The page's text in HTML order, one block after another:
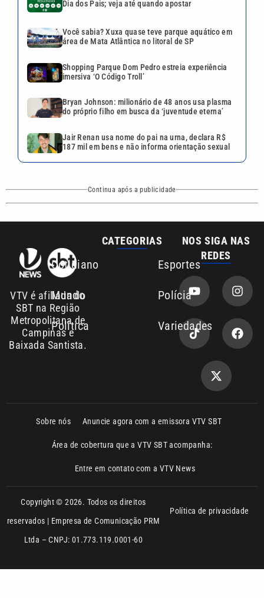
Dia dos Pais; veja até quando apostar
Você sabia? Xuxa quase teve parque aquático em
área de Mata Atlântica no litoral de SP
Shopping Parque Dom Pedro estreia experiência
imersiva ‘O Código Troll’
Bryan Johnson: milionário de 48 anos usa plasma
do próprio filho em busca da ‘juventude eterna’
Jair Renan usa nome do pai na urna, declara R$
187 mil em bens e não informa orientação sexual
Continua após a publicidade
VTV é afiliada do
SBT na Região
Metropolitana de
Campinas e
Baixada Santista.
CATEGORIAS
Cotidiano Esportes
Mundo Polícia
Política Variedades
NOS SIGA NAS
REDES
Sobre nós Anuncie agora com a emissora VTV SBT
Área de cobertura que a VTV SBT acompanha:
Entre em contato com a VTV News
Copyright © 2026. Todos os direitos
reservados | Empresa de Comunicação PRM
Ltda – CNPJ: 01.773.119.0001-60
Política de privacidade